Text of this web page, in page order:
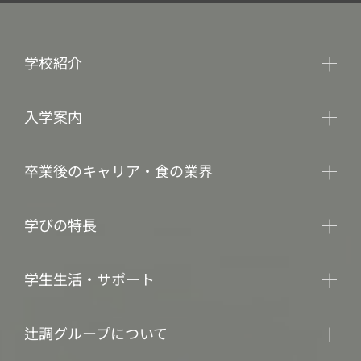
学校紹介
入学案内
卒業後のキャリア・食の業界
学びの特長
学生生活・サポート
辻調グループについて